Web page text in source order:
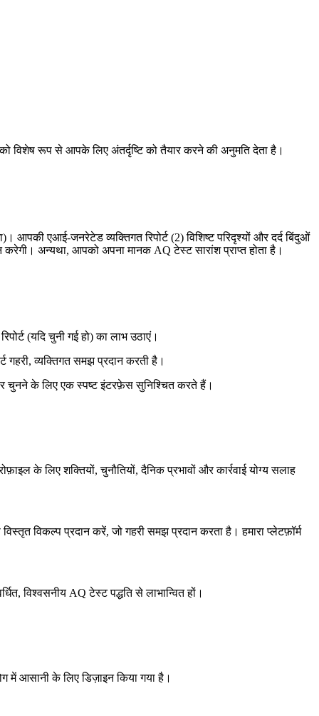
विशेष रूप से आपके लिए अंतर्दृष्टि को तैयार करने की अनुमति देता है।
एआई-जनरेटेड व्यक्तिगत रिपोर्ट (2) विशिष्ट परिदृश्यों और दर्द बिंदुओं
करेगी। अन्यथा, आपको अपना मानक AQ टेस्ट सारांश प्राप्त होता है।
(यदि चुनी गई हो) का लाभ उठाएं।
गहरी, व्यक्तिगत समझ प्रदान करती है।
चुनने के लिए एक स्पष्ट इंटरफ़ेस सुनिश्चित करते हैं।
के लिए शक्तियों, चुनौतियों, दैनिक प्रभावों और कार्रवाई योग्य सलाह
विकल्प प्रदान करें, जो गहरी समझ प्रदान करता है। हमारा प्लेटफ़ॉर्म
विश्वसनीय AQ टेस्ट पद्धति से लाभान्वित हों।
में आसानी के लिए डिज़ाइन किया गया है।